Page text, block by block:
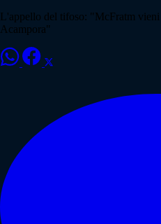
L'appello del tifoso: "McFratm
Acampora"